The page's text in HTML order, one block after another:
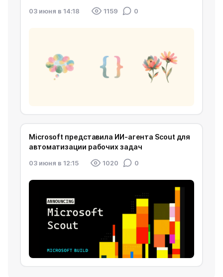
03 июня в 14:18 1159 0
Microsoft представила ИИ-агента Scout для
автоматизации рабочих задач
03 июня в 12:15 1020 0